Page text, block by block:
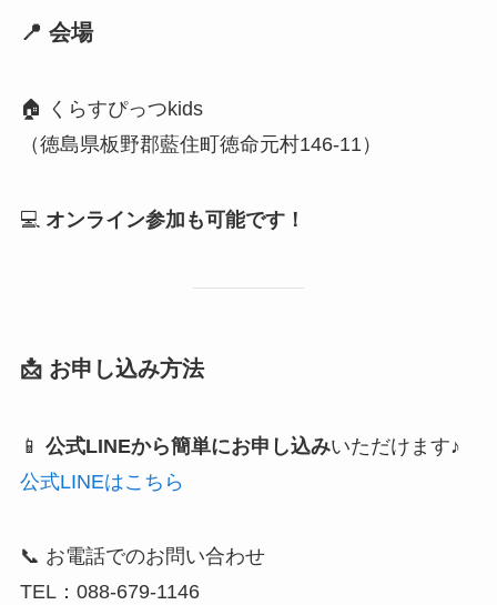
📍 会場
🏠 くらすぴっつkids
（徳島県板野郡藍住町徳命元村146-11）
💻 オンライン参加も可能です！
📩 お申し込み方法
📱 公式LINEから簡単にお申し込みいただけます♪
公式LINEはこちら
📞 お電話でのお問い合わせ
TEL：088-679-1146